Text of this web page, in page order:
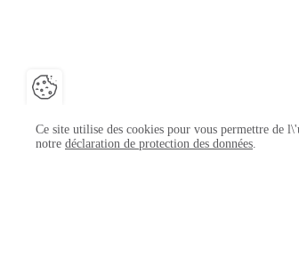
Ce site utilise des cookies pour vous permettre de
notre déclaration de protection des données.